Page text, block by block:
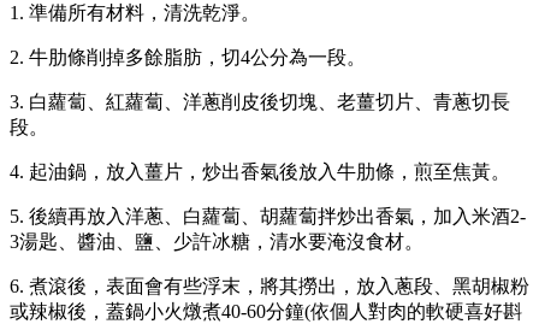
1. 準備所有材料，清洗乾淨。
2. 牛肋條削掉多餘脂肪，切4公分為一段。
3. 白蘿蔔、紅蘿蔔、洋蔥削皮後切塊、老薑切片、青蔥切長
段。
4. 起油鍋，放入薑片，炒出香氣後放入牛肋條，煎至焦黃。
5. 後續再放入洋蔥、白蘿蔔、胡蘿蔔拌炒出香氣，加入米酒2-
3湯匙、醬油、鹽、少許冰糖，清水要淹沒食材。
6. 煮滾後，表面會有些浮末，將其撈出，放入蔥段、黑胡椒粉
或辣椒後，蓋鍋小火燉煮40-60分鐘(依個人對肉的軟硬喜好斟